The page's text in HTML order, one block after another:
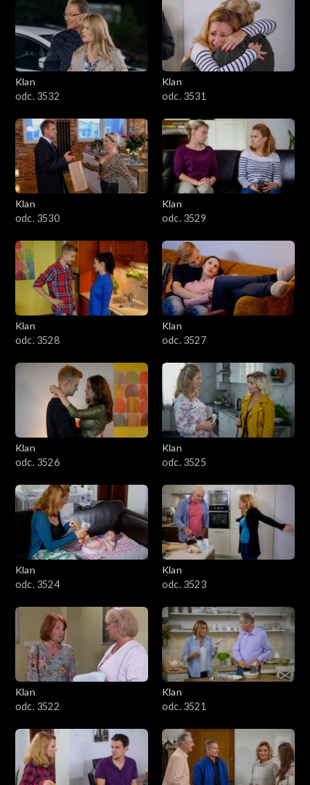
Klan
odc. 3532
Klan
odc. 3531
Klan
odc. 3530
Klan
odc. 3529
Klan
odc. 3528
Klan
odc. 3527
Klan
odc. 3526
Klan
odc. 3525
Klan
odc. 3524
Klan
odc. 3523
Klan
odc. 3522
Klan
odc. 3521